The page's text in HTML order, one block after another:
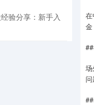
验分享：新手入